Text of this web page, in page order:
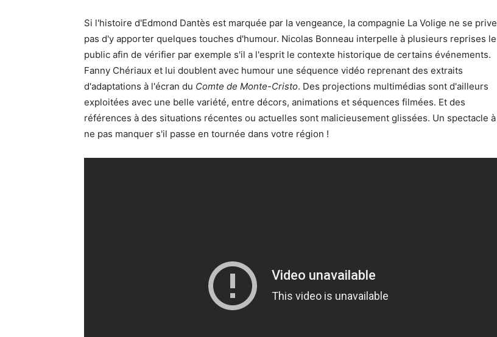
Si l'histoire d'Edmond Dantès est marquée par la vengeance, la compagnie La Volige ne se prive
pas d'y apporter quelques touches d'humour. Nicolas Bonneau interpelle à plusieurs reprises le
public afin de vérifier par exemple s'il a l'esprit le contexte historique de certains événements.
Fanny Chériaux et lui doublent avec humour une séquence vidéo reprenant des extraits
d'adaptations à l'écran du Comte de Monte-Cristo. Des projections multimédias sont d'ailleurs
exploitées avec une belle variété, entre décors, animations et séquences filmées. Et des
références à des situations récentes ou actuelles sont malicieusement glissées. Un spectacle à
ne pas manquer s'il passe en tournée dans votre région !